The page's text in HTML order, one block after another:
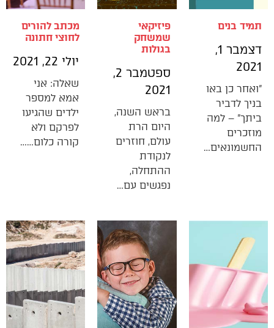
תמיד בנים
דצמבר 1,
2021
"ואחר כן באו
בניך לדביר
ביתך" – למה
מוזכרים
החשמונאים…
פיזיקאי
שמשחק
בגולות
ספטמבר 2,
2021
בראש השנה,
היום הרת
עולם, חוזרים
לנקודת
ההתחלה,
נפגשים עם…
מכתב להורים
לחוצי חתונה
יולי 22, 2021
שאלה: אני
אמא למספר
ילדים שהגיעו
לפרקם ולא
קורה כלום……